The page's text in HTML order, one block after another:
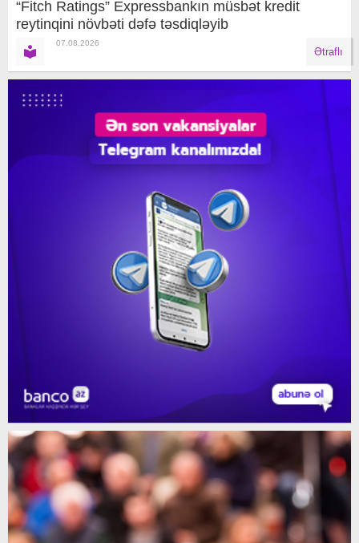
“Fitch Ratings” Expressbankın müsbət kredit
reytinqini növbəti dəfə təsdiqləyib
07.08.2026
Ətraflı